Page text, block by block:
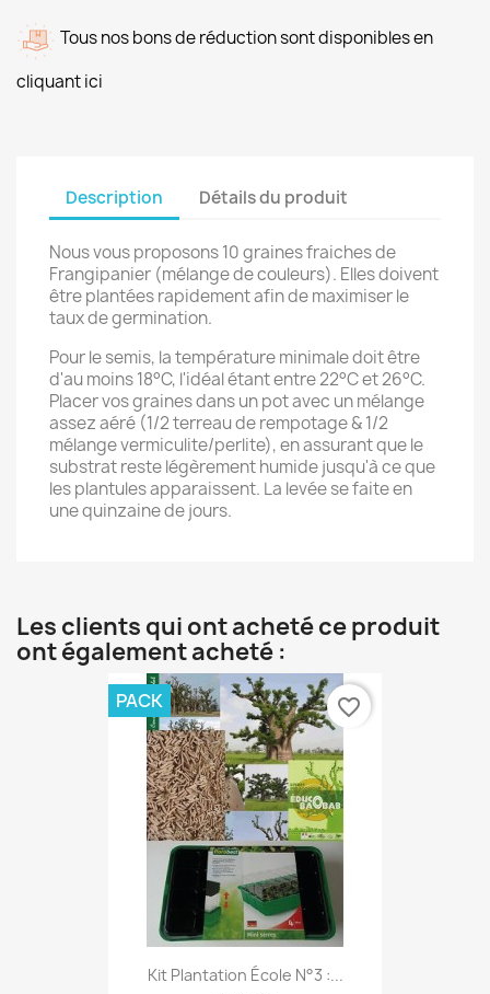
Tous nos bons de réduction sont disponibles en
cliquant ici
Description Détails du produit
Nous vous proposons 10 graines fraiches de
Frangipanier (mélange de couleurs). Elles doivent
être plantées rapidement afin de maximiser le
taux de germination.
Pour le semis, la température minimale doit être
d'au moins 18°C, l'idéal étant entre 22°C et 26°C.
Placer vos graines dans un pot avec un mélange
assez aéré (1/2 terreau de rempotage & 1/2
mélange vermiculite/perlite), en assurant que le
substrat reste légèrement humide jusqu'à ce que
les plantules apparaissent. La levée se faite en
une quinzaine de jours.
Les clients qui ont acheté ce produit
ont également acheté :
Kit Plantation École N°3 :...
PACK favorite_border